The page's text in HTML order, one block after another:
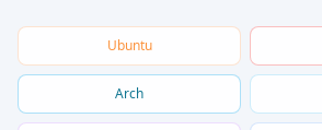
Ubuntu
Arch